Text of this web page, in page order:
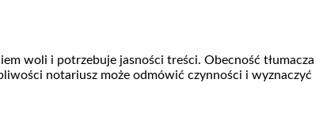
woli i potrzebuje jasności treści. Obecność tłumacza
notariusz może odmówić czynności i wyznaczyć